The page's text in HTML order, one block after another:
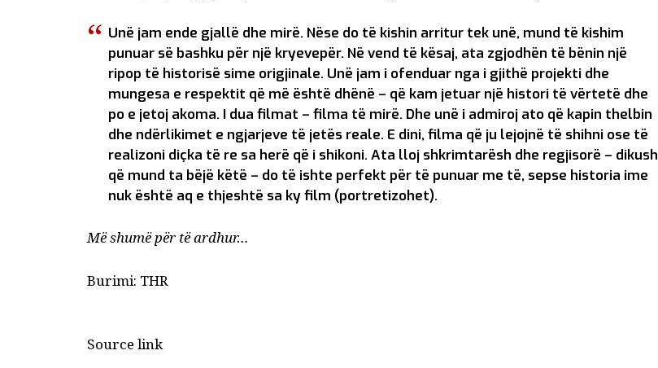
Unë jam ende gjallë dhe mirë. Nëse do të kishin arritur tek unë, mund të kishim
punuar së bashku për një kryevepër. Në vend të kësaj, ata zgjodhën të bënin një
ripop të historisë sime origjinale. Unë jam i ofenduar nga i gjithë projekti dhe
mungesa e respektit që më është dhënë – që kam jetuar një histori të vërtetë dhe
po e jetoj akoma. I dua filmat – filma të mirë. Dhe unë i admiroj ato që kapin thelbin
dhe ndërlikimet e ngjarjeve të jetës reale. E dini, filma që ju lejojnë të shihni ose të
realizoni diçka të re sa herë që i shikoni. Ata lloj shkrimtarësh dhe regjisorë – dikush
që mund ta bëjë këtë – do të ishte perfekt për të punuar me të, sepse historia ime
nuk është aq e thjeshtë sa ky film (portretizohet).
Më shumë për të ardhur…
Burimi: THR
Source link